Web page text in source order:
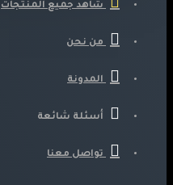
شاهد جميع المنتجات
من نحن
المدونة
أسئلة شائعة
تواصل معنا